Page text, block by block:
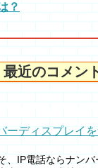
？
最近のコメン
ーディスプレイ
、IP電話ならナン